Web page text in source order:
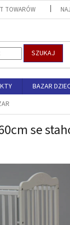
TOWARÓW
SZUKAJ
BAZAR
se